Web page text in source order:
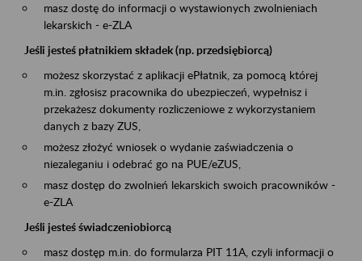
masz dostę do informacji o wystawionych zwolnieniach
lekarskich - e-ZLA
Jeśli jesteś płatnikiem składek (np. przedsiębiorcą)
możesz skorzystać z aplikacji ePłatnik, za pomocą której
m.in. zgłosisz pracownika do ubezpieczeń, wypełnisz i
przekażesz dokumenty rozliczeniowe z wykorzystaniem
danych z bazy ZUS,
możesz złożyć wniosek o wydanie zaświadczenia o
niezaleganiu i odebrać go na PUE/eZUS,
masz dostęp do zwolnień lekarskich swoich pracowników -
e-ZLA
Jeśli jesteś świadczeniobiorcą
masz dostęp m.in. do formularza PIT 11A, czyli informacji o